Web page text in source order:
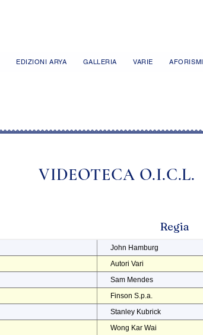
EDIZIONI ARYA GALLERIA VARIE AFORISMI
VIDEOTECA O.I.C.L.
Regia
John Hamburg
Autori Vari
Sam Mendes
Finson S.p.a.
Stanley Kubrick
Wong Kar Wai